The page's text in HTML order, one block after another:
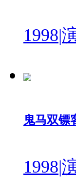
1998|
鬼马双镖
1998|